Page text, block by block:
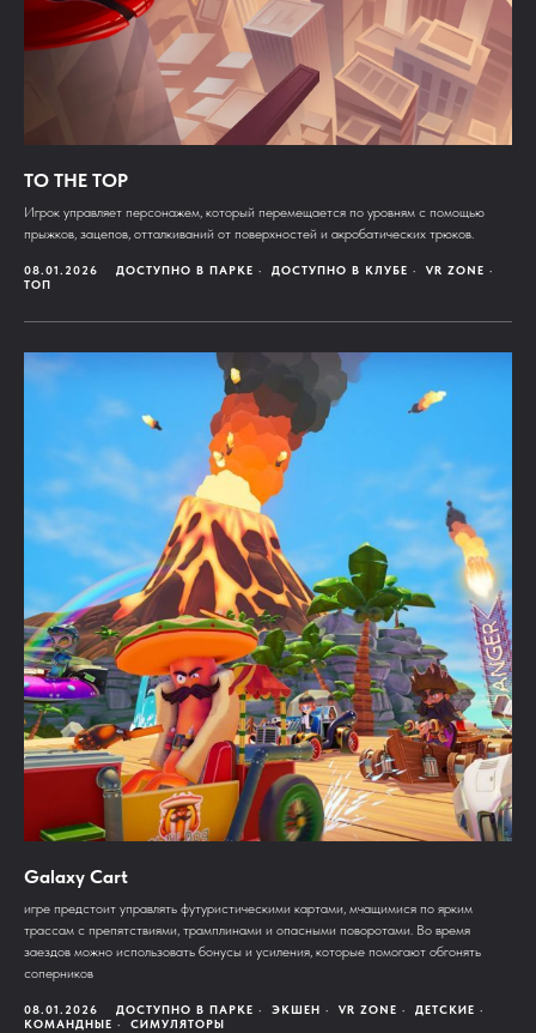
TO THE TOP
Игрок управляет персонажем, который перемещается по уровням с помощью
прыжков, зацепов, отталкиваний от поверхностей и акробатических трюков.
08.01.2026 ДОСТУПНО В ПАРКЕ ДОСТУПНО В КЛУБЕ
VR ZONE
ТОП
Galaxy Cart
игре предстоит управлять футуристическими картами, мчащимися по ярким
трассам с препятствиями, трамплинами и опасными поворотами. Во время
заездов можно использовать бонусы и усиления, которые помогают обгонять
соперников
08.01.2026 ДОСТУПНО В ПАРКЕ ЭКШЕН VR ZONE
ДЕТСКИЕ
КОМАНДНЫЕ
СИМУЛЯТОРЫ